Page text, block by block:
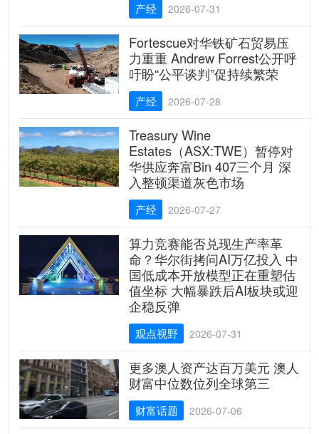
产经 2026-07-31
Fortescue对华铁矿石贸易压
力重重 Andrew Forrest公开呼
吁盼“公平谈判”促持续繁荣
产经 2026-07-28
Treasury Wine
Estates（ASX:TWE）暂停对
华供应奔富Bin 407三个月 深
入整顿渠道灰色市场
产经 2026-07-27
算力竞赛能否兑现生产率革
命？华尔街拷问AI万亿投入 中
国低成本开放模型正在重塑估
值坐标 大幅暴跌后AI板块或迎
企稳反弹
观点视野 2026-07-31
更多澳人资产达百万美元 澳人
财富中位数位列全球第三
财富话题 2026-07-06